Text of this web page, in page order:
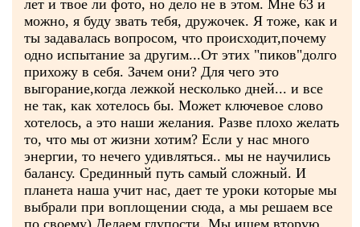
лет и твое ли фото, но дело не в этом. Мне 63 и
можно, я буду звать тебя, дружочек. Я тоже, как и
ты задавалась вопросом, что происходит,почему
одно испытание за другим...От этих "пиков"долго
прихожу в себя. Зачем они? Для чего это
выгорание,когда лежкой несколько дней... и все
не так, как хотелось бы. Может ключевое слово
хотелось, а это наши желания. Разве плохо желать
то, что мы от жизни хотим? Если у нас много
энергии, то нечего удивляться.. мы не научились
балансу. Срединный путь самый сложный. И
планета наша учит нас, дает те уроки которые мы
выбрали при воплощении сюда, а мы решаем все
по своему) Делаем глупости. Мы ищем вторую